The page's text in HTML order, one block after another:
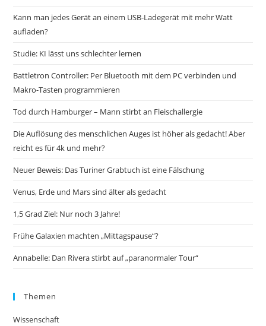
Kann man jedes Gerät an einem USB-Ladegerät mit mehr Watt
aufladen?
Studie: KI lässt uns schlechter lernen
Battletron Controller: Per Bluetooth mit dem PC verbinden und
Makro-Tasten programmieren
Tod durch Hamburger – Mann stirbt an Fleischallergie
Die Auflösung des menschlichen Auges ist höher als gedacht! Aber
reicht es für 4k und mehr?
Neuer Beweis: Das Turiner Grabtuch ist eine Fälschung
Venus, Erde und Mars sind älter als gedacht
1,5 Grad Ziel: Nur noch 3 Jahre!
Frühe Galaxien machten „Mittagspause“?
Annabelle: Dan Rivera stirbt auf „paranormaler Tour“
Themen
Wissenschaft